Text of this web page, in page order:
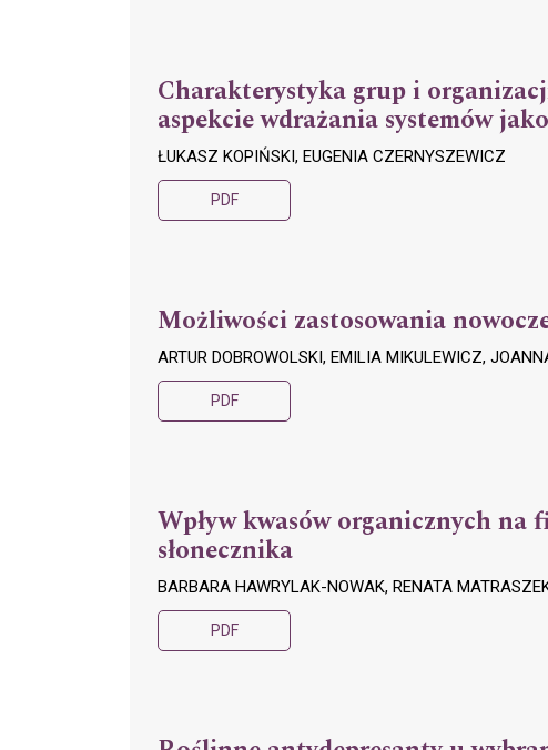
Charakterystyka grup i
aspekcie wdrażania systemów
ŁUKASZ KOPIŃSKI, EUGENIA CZERNYSZEWICZ
PDF
Możliwości zastosowania
ARTUR DOBROWOLSKI, EMILIA MIKULEWICZ,
PDF
Wpływ kwasów organicznych
słonecznika
BARBARA HAWRYLAK-NOWAK, RENATA
PDF